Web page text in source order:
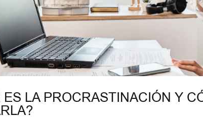
LA PROCRASTINACIÓN Y